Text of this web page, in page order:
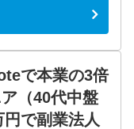
で本業の3倍
（40代中盤
で副業法人